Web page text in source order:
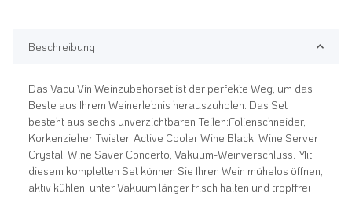
Beschreibung
Das Vacu Vin Weinzubehörset ist der perfekte Weg, um das
Beste aus Ihrem Weinerlebnis herauszuholen. Das Set
besteht aus sechs unverzichtbaren Teilen:Folienschneider,
Korkenzieher Twister, Active Cooler Wine Black, Wine Server
Crystal, Wine Saver Concerto, Vakuum-Weinverschluss. Mit
diesem kompletten Set können Sie Ihren Wein mühelos öffnen,
aktiv kühlen, unter Vakuum länger frisch halten und tropffrei